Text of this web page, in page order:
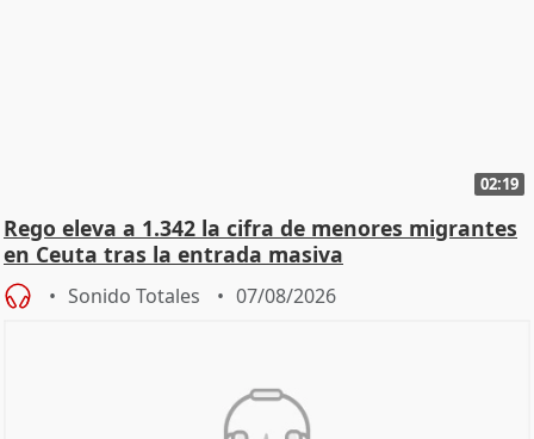
02:19
Rego eleva a 1.342 la cifra de menores migrantes
en Ceuta tras la entrada masiva
Sonido Totales 07/08/2026